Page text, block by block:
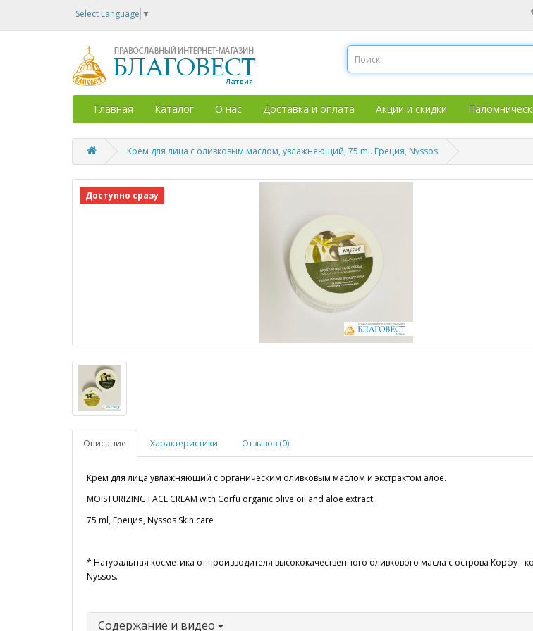
Select Language ▼
Главная Каталог О нас Доставка и оплата Акции и скидки
Крем для лица с оливковым маслом, увлажняющий, 75 ml. Греция, Nyssos
Доступно сразу
Описание Характеристики Отзывов (0)
Крем для лица увлажняющий с органическим оливковым маслом и экстрактом алое.
MOISTURIZING FACE CREAM with Corfu organic olive oil and aloe extract.
75 ml, Греция, Nyssos Skin care
* Натуральная косметика от производителя высококачественного оливкового масла с острова Корфу -
Nyssos.
Содержание и видео